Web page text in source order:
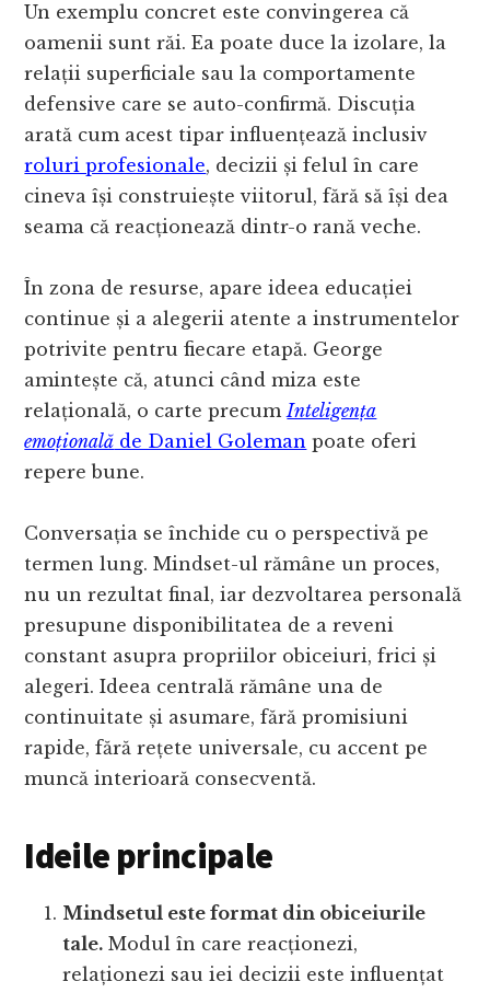
Un exemplu concret este convingerea că
oamenii sunt răi. Ea poate duce la izolare, la
relații superficiale sau la comportamente
defensive care se auto-confirmă. Discuția
arată cum acest tipar influențează inclusiv
roluri profesionale, decizii și felul în care
cineva își construiește viitorul, fără să își dea
seama că reacționează dintr-o rană veche.
În zona de resurse, apare ideea educației
continue și a alegerii atente a instrumentelor
potrivite pentru fiecare etapă. George
amintește că, atunci când miza este
relațională, o carte precumInteligența
emoțională de Daniel Goleman poate oferi
repere bune.
Conversația se închide cu o perspectivă pe
termen lung. Mindset-ul rămâne un proces,
nu un rezultat final, iar dezvoltarea personală
presupune disponibilitatea de a reveni
constant asupra propriilor obiceiuri, frici și
alegeri. Ideea centrală rămâne una de
continuitate și asumare, fără promisiuni
rapide, fără rețete universale, cu accent pe
muncă interioară consecventă.
Ideile principale
Mindsetul este format din obiceiurile
tale. Modul în care reacționezi,
relaționezi sau iei decizii este influențat